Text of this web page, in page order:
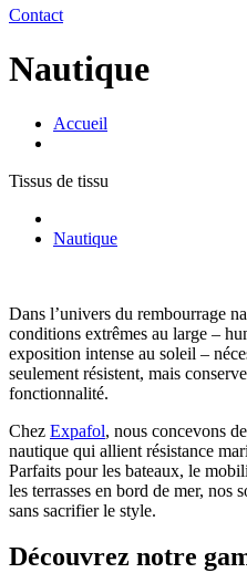
Contact
Nautique
Accueil
Tissus de tissu
Nautique
Dans l’univers du rembourrage
conditions extrêmes au large –
exposition intense au soleil –
seulement résistent, mais
fonctionnalité.
Chez Expafol, nous concevons
nautique qui allient résistance
Parfaits pour les bateaux, le
les terrasses en bord de mer,
sans sacrifier le style.
Découvrez notre